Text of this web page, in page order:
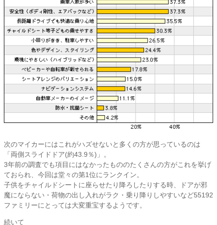
次のマイカーにはこれがハズせないと多くの方が思っているのは
「両側スライドドア(約43.9％)」。
3年前の調査でも項目にはなかったもののたくさんの方がこれを挙げ
ておられ、今回は堂々の第1位にランクイン。
子供をチャイルドシートに座らせたり降ろしたりする時、ドアが邪
魔にならない・荷物の出し入れがラク・乗り降りしやすいなど55192
ファミリーにとっては大変重宝するようです。
続いて